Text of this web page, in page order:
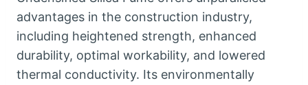
advantages in the construction industry,
including heightened strength, enhanced
durability, optimal workability, and lowered
thermal conductivity. Its environmentally